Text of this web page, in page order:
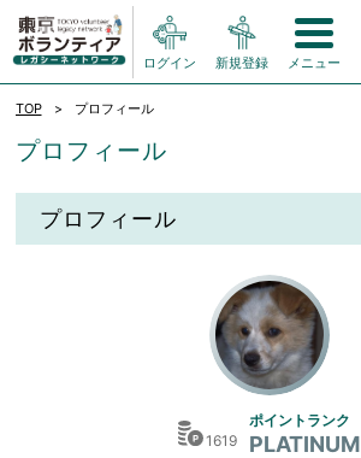
ログイン 新規登録 メニュー
TOP プロフィール
プロフィール
プロフィール
1619
ポイントランク
PLATINUM